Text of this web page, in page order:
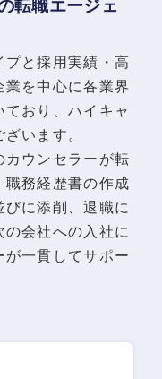
転職エージェ
プと採用実績・高
業を中心に各業界
おり、ハイキャ
います。
カウンセラーが転
職務経歴書の作成
に添削、退職に
の会社への入社に
一貫してサポー